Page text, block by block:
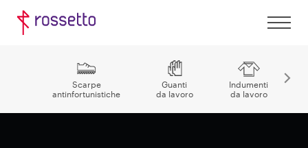
Scarpe
antinfortunistiche
Guanti
da lavoro
Indumenti
da lavoro